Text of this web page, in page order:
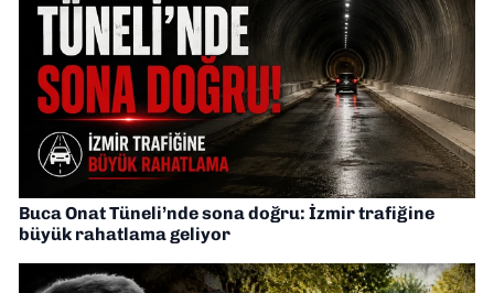
Buca Onat Tüneli’nde sona doğru: İzmir trafiğine
büyük rahatlama geliyor